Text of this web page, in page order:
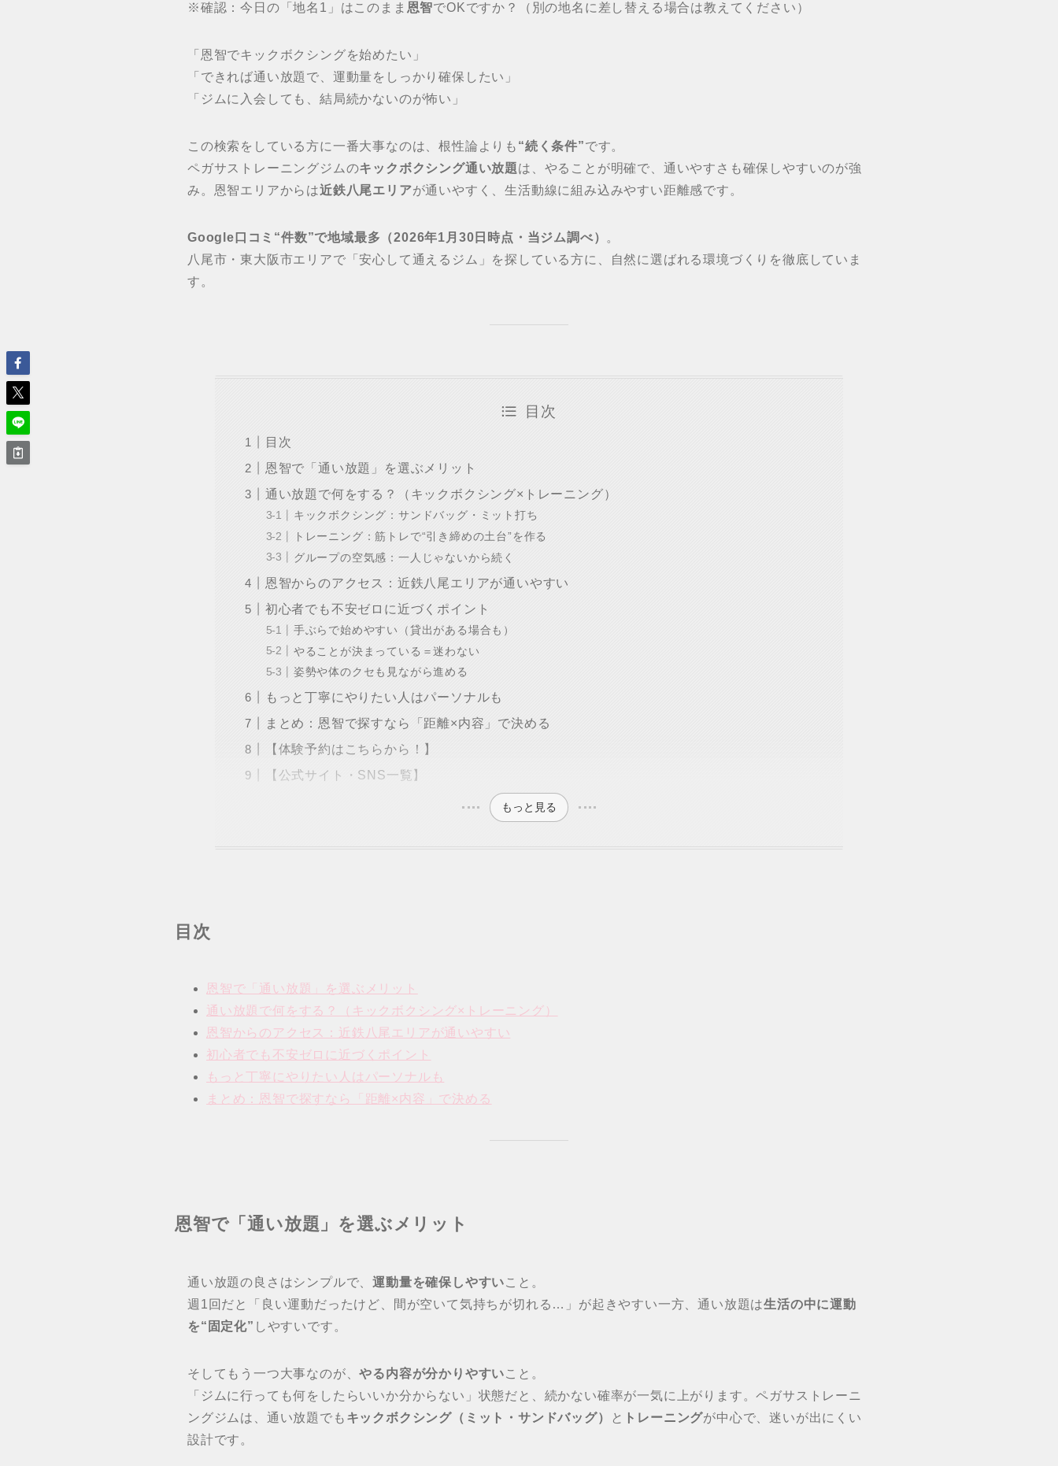
※確認：今日の「地名1」はこのまま 恩智でOKですか？（別の地名に差し替える場合は教えてください）
「恩智でキックボクシングを始めたい」
「できれば通い放題で、運動量をしっかり確保したい」
「ジムに入会しても、結局続かないのが怖い」
この検索をしている方に一番大事なのは、根性論よりも “続く条件”です。
ペガサストレーニングジムのキックボクシング通い放題は、やることが明確で、通いやすさも確保しやすいのが強
み。恩智エリアからは近鉄八尾エリアが通いやすく、生活動線に組み込みやすい距離感です。
Google口コミ“件数”で地域最多（2026年1月30日時点・当ジム調べ） 。
八尾市・東大阪市エリアで「安心して通えるジム」を探している方に、自然に選ばれる環境づくりを徹底していま
す。
目次
目次
恩智で「通い放題」を選ぶメリット
通い放題で何をする？（キックボクシング×トレーニング）
キックボクシング：サンドバッグ・ミット打ち
トレーニング：筋トレで“引き締めの土台”を作る
グループの空気感：一人じゃないから続く
恩智からのアクセス：近鉄八尾エリアが通いやすい
初心者でも不安ゼロに近づくポイント
手ぶらで始めやすい（貸出がある場合も）
やることが決まっている＝迷わない
姿勢や体のクセも見ながら進める
もっと丁寧にやりたい人はパーソナルも
まとめ：恩智で探すなら「距離×内容」で決める
【体験予約はこちらから！】
【公式サイト・SNS一覧】
もっと見る
目次
恩智で「通い放題」を選ぶメリット
通い放題で何をする？（キックボクシング×トレーニング）
恩智からのアクセス：近鉄八尾エリアが通いやすい
初心者でも不安ゼロに近づくポイント
もっと丁寧にやりたい人はパーソナルも
まとめ：恩智で探すなら「距離×内容」で決める
恩智で「通い放題」を選ぶメリット
通い放題の良さはシンプルで、運動量を確保しやすいこと。
週1回だと「良い運動だったけど、間が空いて気持ちが切れる…」が起きやすい一方、通い放題は生活の中に運動
を“固定化” しやすいです。
そしてもう一つ大事なのが、やる内容が分かりやすいこと。
「ジムに行っても何をしたらいいか分からない」状態だと、続かない確率が一気に上がります。ペガサストレーニ
ングジムは、通い放題でも キックボクシング（ミット・サンドバッグ） と トレーニングが中心で、迷いが出にくい
設計です。